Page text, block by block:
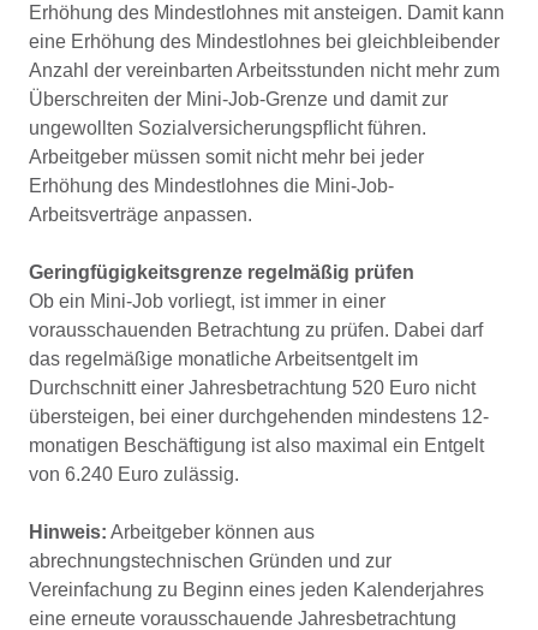
Erhöhung des Mindestlohnes mit ansteigen. Damit kann
eine Erhöhung des Mindestlohnes bei gleichbleibender
Anzahl der vereinbarten Arbeitsstunden nicht mehr zum
Überschreiten der Mini-Job-Grenze und damit zur
ungewollten Sozialversicherungspﬂicht führen.
Arbeitgeber müssen somit nicht mehr bei jeder
Erhöhung des Mindestlohnes die Mini-Job-
Arbeitsverträge anpassen.
Geringfügigkeitsgrenze regelmäßig prüfen
Ob ein Mini-Job vorliegt, ist immer in einer
vorausschauenden Betrachtung zu prüfen. Dabei darf
das regelmäßige monatliche Arbeitsentgelt im
Durchschnitt einer Jahresbetrachtung 520 Euro nicht
übersteigen, bei einer durchgehenden mindestens 12-
monatigen Beschäftigung ist also maximal ein Entgelt
von 6.240 Euro zulässig.
Hinweis: Arbeitgeber können aus
abrechnungstechnischen Gründen und zur
Vereinfachung zu Beginn eines jeden Kalenderjahres
eine erneute vorausschauende Jahresbetrachtung